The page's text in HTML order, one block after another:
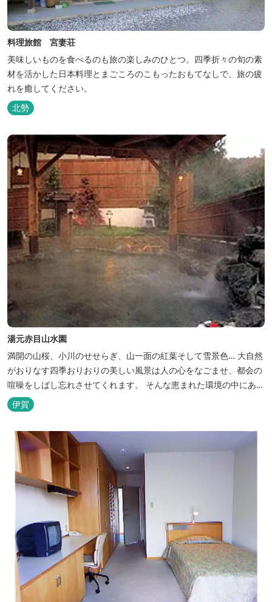
料理旅館 宮妻荘
美味しいものを食べるのも旅の楽しみのひとつ。四季折々の旬の素
材を活かした日本料理とまごころのこもったおもてなしで、旅の疲
れを癒してください。
北勢
湯元赤目山水園
満開の山桜、小川のせせらぎ、山一面の紅葉そして雪景色… 大自然
がおりなす四季おりおりの美しい風景は人の心をなごませ、都会の
喧噪をしばし忘れさせてくれます。 そんな恵まれた環境の中にあ
る、純和風造りの閑静なたたずまい …それが赤目山水園です。 ま
た、赤目山水園の園内からこんこんと湧き出る天然温泉「赤目温泉
山の湯」は、肌にやさしい美人と健康の湯として大勢のお客様に喜
んでいただいておりま...
伊賀